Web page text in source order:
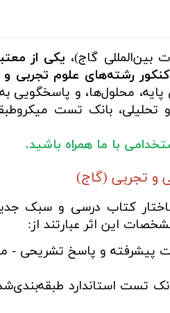
بین‌المللی گاج)، یکی از
رشته‌های علوم تجربی
پایه، محلول‌ها، و
بانک تست
با ما همراه باشید.
و تجربی (گاج)
کتاب درسی و سبک
این اثر عبارتند از:
پیشرفته و پاسخ تشریحی -
تست استاندارد